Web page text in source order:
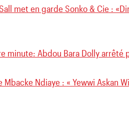
met en garde Sonko & Cie :
minute: Abdou Bara Dolly arrêté
Mbacke Ndiaye : « Yewwi Askan